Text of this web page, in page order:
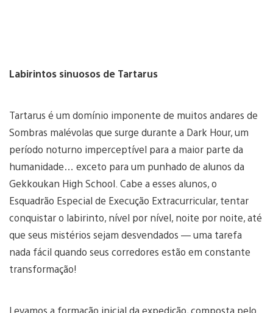
Labirintos sinuosos de Tartarus
Tartarus é um domínio imponente de muitos andares de
Sombras malévolas que surge durante a Dark Hour, um
período noturno imperceptível para a maior parte da
humanidade… exceto para um punhado de alunos da
Gekkoukan High School. Cabe a esses alunos, o
Esquadrão Especial de Execução Extracurricular, tentar
conquistar o labirinto, nível por nível, noite por noite, até
que seus mistérios sejam desvendados — uma tarefa
nada fácil quando seus corredores estão em constante
transformação!
Levamos a formação inicial da expedição, composta pelo